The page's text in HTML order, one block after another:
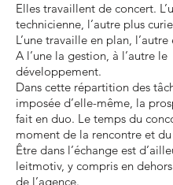
Elles travaillent de concert.
technicienne, l’autre plus
L’une travaille en plan,
A l’une la gestion, à l’autre le
développement.
Dans cette répartition des
imposée d’elle-même, la
fait en duo. Le temps du
moment de la rencontre et
Être dans l’échange est
leitmotiv, y compris en
de l’agence.